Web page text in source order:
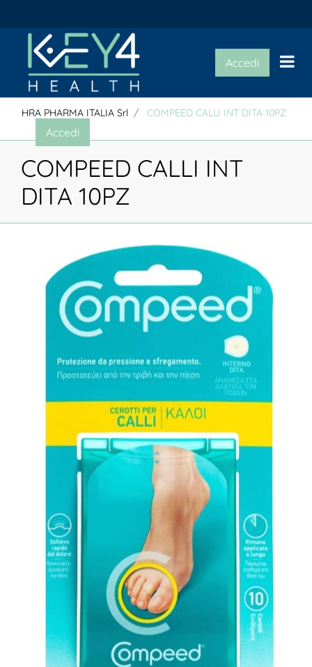
Accedi
Accedi
HRA PHARMA ITALIA Srl COMPEED CALLI INT DITA 10PZ
COMPEED CALLI INT
DITA 10PZ